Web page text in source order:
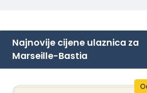
Najnovije cijene ulaznica za
Marseille-Bastia